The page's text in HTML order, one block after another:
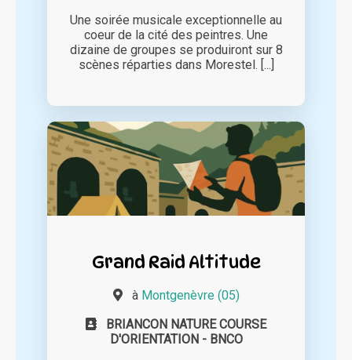
Une soirée musicale exceptionnelle au
coeur de la cité des peintres. Une
dizaine de groupes se produiront sur 8
scènes réparties dans Morestel. [...]
Grand Raid Altitude
à Montgenèvre (05)
BRIANCON NATURE COURSE
D'ORIENTATION - BNCO